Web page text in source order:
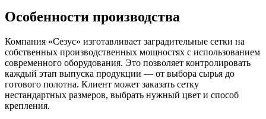
Особенности производства
Компания «Сезус» изготавливает заградительные сетки на
собственных производственных мощностях с использованием
современного оборудования. Это позволяет контролировать
каждый этап выпуска продукции — от выбора сырья до
готового полотна. Клиент может заказать сетку
нестандартных размеров, выбрать нужный цвет и способ
крепления.